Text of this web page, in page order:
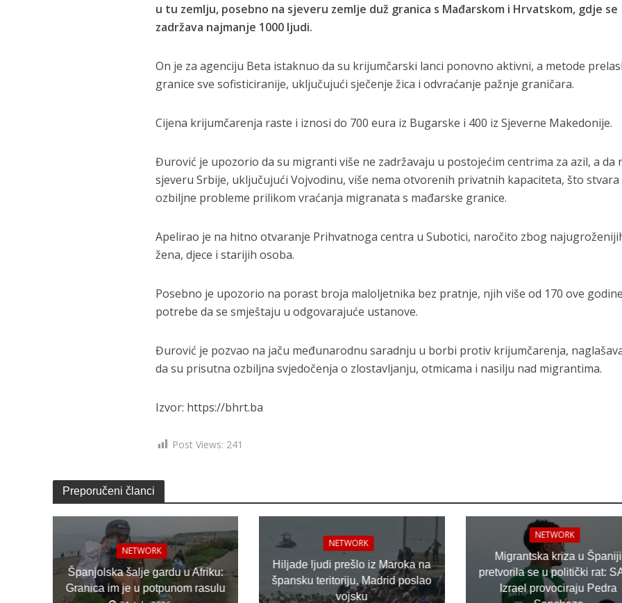
u tu zemlju, posebno na sjeveru zemlje duž granica s Mađarskom i Hrvatskom, gdje se
zadržava najmanje 1000 ljudi.
On je za agenciju Beta istaknuo da su krijumčarski lanci ponovno aktivni, a metode
granice sve sofisticiranije, uključujući sječenje žica i odvraćanje pažnje graničara.
Cijena krijumčarenja raste i iznosi do 700 eura iz Bugarske i 400 iz Sjeverne Makedonije.
Đurović je upozorio da su migranti više ne zadržavaju u postojećim centrima za azil, a da
sjeveru Srbije, uključujući Vojvodinu, više nema otvorenih privatnih kapaciteta, što stvara
ozbiljne probleme prilikom vraćanja migranata s mađarske granice.
Apelirao je na hitno otvaranje Prihvatnoga centra u Subotici, naročito zbog
žena, djece i starijih osoba.
Posebno je upozorio na porast broja maloljetnika bez pratnje, njih više od 170 ove
potrebe da se smještaju u odgovarajuće ustanove.
Đurović je pozvao na jaču međunarodnu saradnju u borbi protiv krijumčarenja,
da su prisutna ozbiljna svjedočenja o zlostavljanju, otmicama i nasilju nad migrantima.
Izvor: https://bhrt.ba
Post Views: 241
Preporučeni članci
NETWORK
Španjolska šalje gardu u Afriku:
Granica im je u potpunom rasulu
NETWORK
Hiljade ljudi prešlo iz Maroka na
špansku teritoriju, Madrid poslao
vojsku
NETWORK
Migrantska kriza u Španiji
pretvorila se u politički rat:
Izrael provociraju Pedra